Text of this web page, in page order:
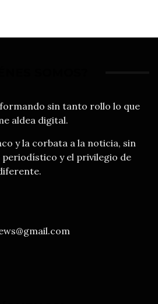
sin tanto rollo lo que
aldea digital.
y la corbata a la noticia, sin
y el privilegio de